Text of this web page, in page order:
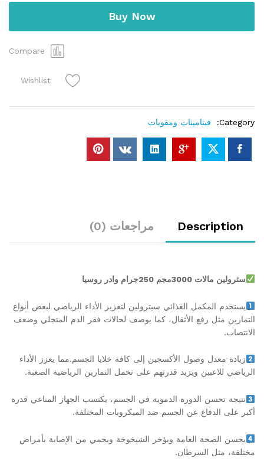
quantity
Buy Now
Wishlist
Compare
Category: فيتامينات ومقويات
Description مراجعات (0)
سترولين مالات 3000مجم 250جرام وادر روسيا
يستخدم المكمل الغذائي سيترولين لتعزيز الأداء الرياضي لبعض أنواع
التمارين مثل رفع الأثقال، كما يوصف لحالات فقر الدم المنجلي وضعف
الانتصاب.
زيادة معدل وصول الأكسجين إلى كافة خلايا الجسم.مما يعزز الأداء
الرياضي للاعبين ويزيد قدرتهم على تحمل التمارين الرياضية الصعبة.
نتيجة تحسن الدورة الدموية في الجسم، يكتسب الجهاز المناعي قدرة
أكبر على الدفاع عن الجسم ضد الميكروبات المختلفة.
يحسن الصحة العامة ويؤخر الشيخوخة ويحمي من الإصابة بأمراض
مختلفة، مثل السرطان.